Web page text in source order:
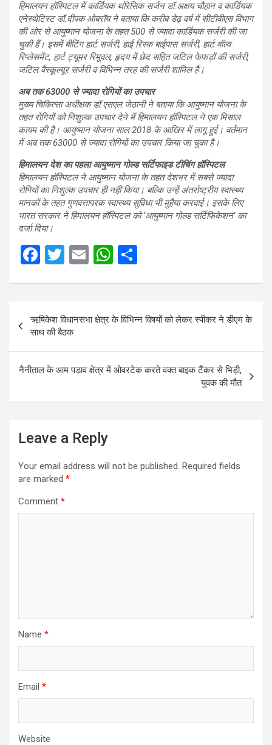
हिमालयन हॉस्पिटल में कार्डियक थोरेसिक सर्जन डॉ.अक्षय चौहान व कार्डियक
एनेस्थेटिस्ट डॉ.दीपक ओबरॉय ने बताया कि करीब डेढ़ वर्ष में सीटीवीएस विभाग
की ओर से आयुष्मान योजना के तहत 500 से ज्यादा कार्डियक सर्जरी की जा
चुकी हैं। इसमें बीटिंग हार्ट सर्जरी, हाई रिस्क बाईपास सर्जरी, हार्ट वॉल्व
रिप्लेसमेंट, हार्ट ट्यूमर रिमूवल, हृदय में छेद सहित जटिल फेफड़ों की सर्जरी,
जटिल वैस्कूल्यूर सर्जरी व विभिन्न तरह की सर्जरी शामिल हैं।
अब तक 63000 से ज्यादा रोगियों का उपचार
मुख्य चिकित्सा अधीक्षक डॉ.एसएल जेठानी ने बताया कि आयुष्मान योजना के
तहत रोगियों को निशुल्क उपचार देने में हिमालयन हॉस्पिटल ने एक मिसाल
कायम की है। आयुष्मान योजना साल 2018 के आखिर में लागू हुई। वर्तमान
में अब तक 63000 से ज्यादा रोगियों का उपचार किया जा चुका है।
हिमालयन देश का पहला आयुष्मान गोल्ड सर्टिफाइड टीचिंग हॉस्पिटल
हिमालयन हॉस्पिटल ने आयुष्मान योजना के तहत देशभर में सबसे ज्यादा
रोगियों का निशुल्क उपचार ही नहीं किया। बल्कि उन्हें अंतर्राष्ट्रीय स्वास्थ्य
मानकों के तहत गुणवत्तापरक स्वास्थ्य सुविधा भी मुहैया करवाई। इसके लिए
भारत सरकार ने हिमालयन हॉस्पिटल को ‘आयुष्मान गोल्ड सर्टिफिकेशन’ का
दर्जा दिया।
F
b
o
o
k
T
er
E
W
s
p
p
e
Post
navigation
ऋषिकेश विधानसभा क्षेत्र के विभिन्न विषयों को लेकर स्पीकर ने डीएम के
साथ की बैठक
नैनीताल के आम पड़ाव क्षेत्र में ओवरटेक करते वक्त बाइक टैंकर से भिड़ी,
युवक की मौत
Leave a Reply
Your email address will not be published. Required fields
are marked *
Comment *
Name *
Email *
Website